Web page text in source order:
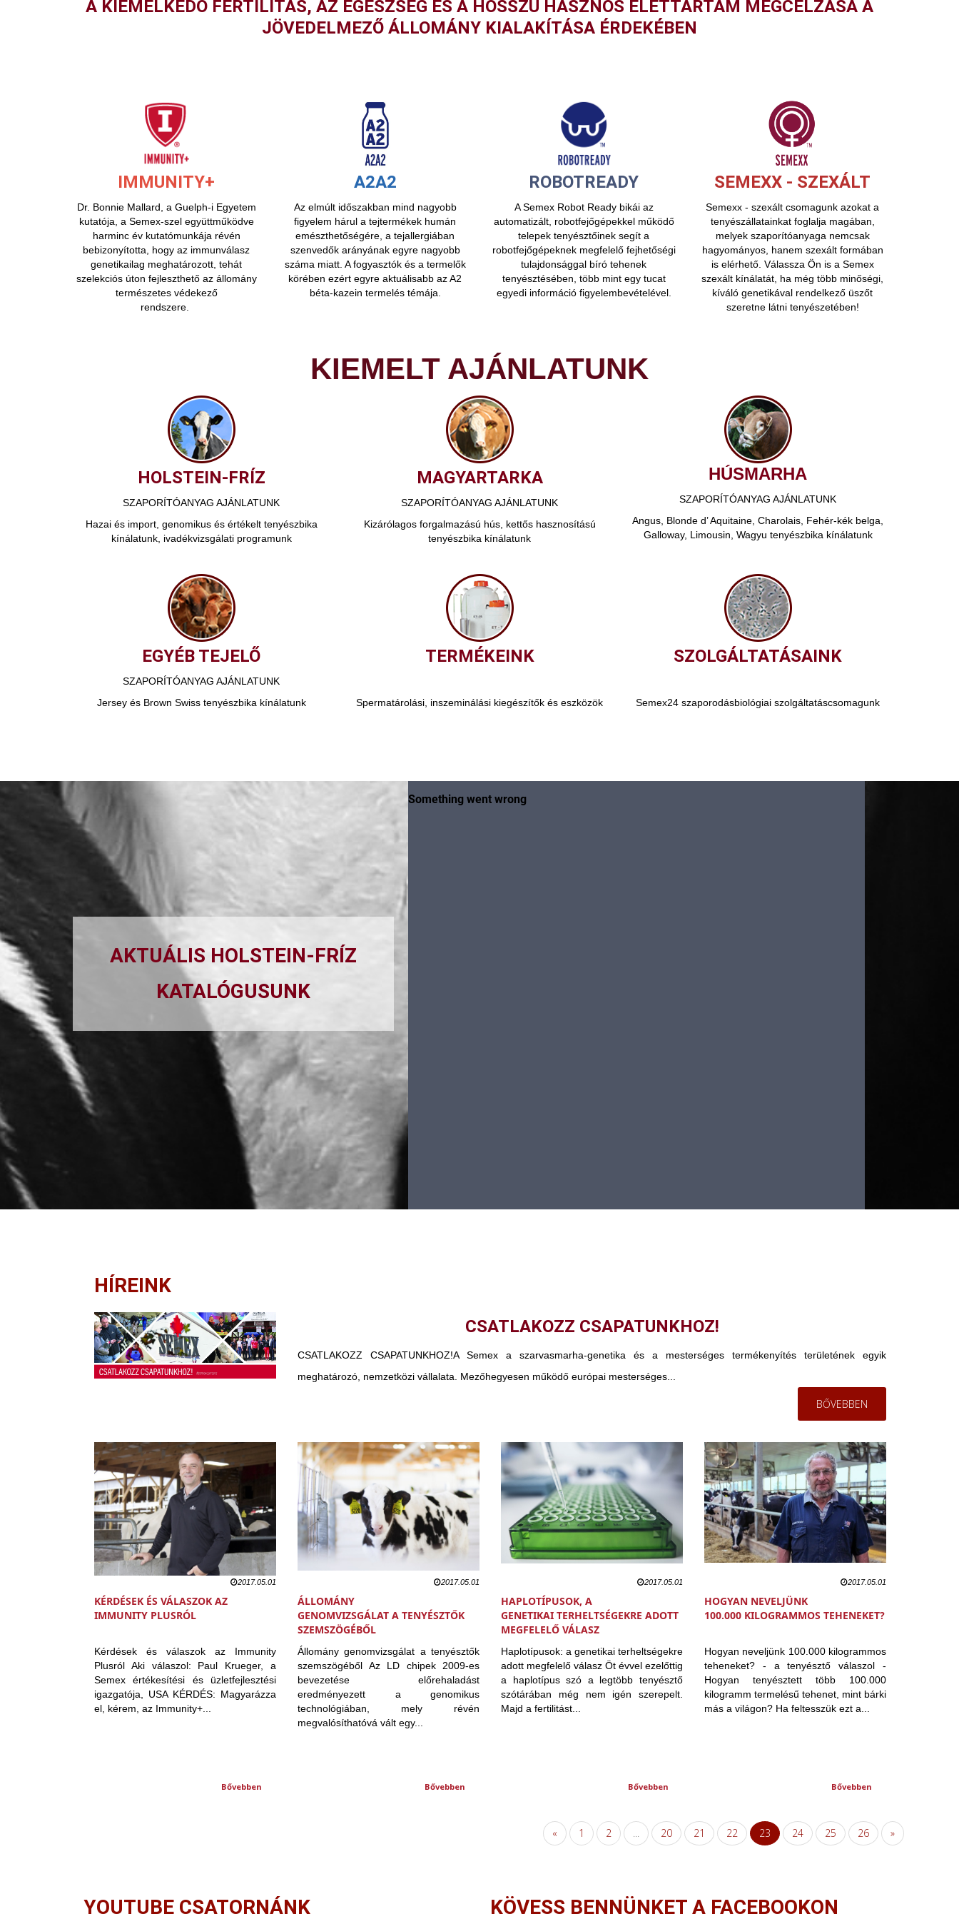
A KIEMELKEDŐ FERTILITÁS, AZ EGÉSZSÉG ÉS A HOSSZÚ HASZNOS ÉLETTARTAM MEGCÉLZÁSA A
JÖVEDELMEZŐ ÁLLOMÁNY KIALAKÍTÁSA ÉRDEKÉBEN
IMMUNITY+
Dr. Bonnie Mallard, a Guelph-i Egyetem
kutatója, a Semex-szel együttműködve
harminc év kutatómunkája révén
bebizonyította, hogy az immunválasz
genetikailag meghatározott, tehát
szelekciós úton fejleszthető az állomány
természetes védekező
rendszere.
A2A2
Az elmúlt időszakban mind nagyobb
figyelem hárul a tejtermékek humán
emészthetőségére, a tejallergiában
szenvedők arányának egyre nagyobb
száma miatt. A fogyasztók és a termelők
körében ezért egyre aktuálisabb az A2
béta-kazein termelés témája.
ROBOTREADY
A Semex Robot Ready bikái az
automatizált, robotfejőgépekkel működő
telepek tenyésztőinek segít a
robotfejőgépeknek megfelelő fejhetőségi
tulajdonsággal bíró tehenek
tenyésztésében, több mint egy tucat
egyedi információ figyelembevételével.
SEMEXX - SZEXÁLT
Semexx - szexált csomagunk azokat a
tenyészállatainkat foglalja magában,
melyek szaporítóanyaga nemcsak
hagyományos, hanem szexált formában
is elérhető. Válassza Ön is a Semex
szexált kínálatát, ha még több minőségi,
kíváló genetikával rendelkező üszőt
szeretne látni tenyészetében!
KIEMELT AJÁNLATUNK
HOLSTEIN-FRÍZ
SZAPORÍTÓANYAG AJÁNLATUNK
Hazai és import, genomikus és értékelt tenyészbika
kínálatunk, ivadékvizsgálati programunk
MAGYARTARKA
SZAPORÍTÓANYAG AJÁNLATUNK
Kizárólagos forgalmazású hús, kettős hasznosítású
tenyészbika kínálatunk
HÚSMARHA
SZAPORÍTÓANYAG AJÁNLATUNK
Angus, Blonde d’ Aquitaine, Charolais, Fehér-kék belga,
Galloway, Limousin, Wagyu tenyészbika kínálatunk
EGYÉB TEJELŐ
SZAPORÍTÓANYAG AJÁNLATUNK
Jersey és Brown Swiss tenyészbika kínálatunk
TERMÉKEINK
Spermatárolási, inszeminálási kiegészítők és eszközök
SZOLGÁLTATÁSAINK
Semex24 szaporodásbiológiai szolgáltatáscsomagunk
AKTUÁLIS HOLSTEIN-FRÍZ
KATALÓGUSUNK
HÍREINK
CSATLAKOZZ CSAPATUNKHOZ!
CSATLAKOZZ CSAPATUNKHOZ!A Semex a szarvasmarha-genetika és a mesterséges termékenyítés területének egyik
meghatározó, nemzetközi vállalata. Mezőhegyesen működő európai mesterséges...
BŐVEBBEN
2017.05.01
KÉRDÉSEK ÉS VÁLASZOK AZ
IMMUNITY PLUSRÓL
Kérdések és válaszok az Immunity
Plusról Aki válaszol: Paul Krueger, a
Semex értékesítési és üzletfejlesztési
igazgatója, USA KÉRDÉS: Magyarázza
el, kérem, az Immunity+...
Bővebben
2017.05.01
ÁLLOMÁNY
GENOMVIZSGÁLAT A TENYÉSZTŐK
SZEMSZÖGÉBŐL
Állomány genomvizsgálat a tenyésztők
szemszögéből Az LD chipek 2009-es
bevezetése előrehaladást
eredményezett a genomikus
technológiában, mely révén
megvalósíthatóvá vált egy...
Bővebben
2017.05.01
HAPLOTÍPUSOK, A
GENETIKAI TERHELTSÉGEKRE ADOTT
MEGFELELŐ VÁLASZ
Haplotípusok: a genetikai terheltségekre
adott megfelelő válasz Öt évvel ezelőttig
a haplotípus szó a legtöbb tenyésztő
szótárában még nem igén szerepelt.
Majd a fertilitást...
Bővebben
2017.05.01
HOGYAN NEVELJÜNK
100.000 KILOGRAMMOS TEHENEKET?
Hogyan neveljünk 100.000 kilogrammos
teheneket? - a tenyésztő válaszol -
Hogyan tenyésztett több 100.000
kilogramm termelésű tehenet, mint bárki
más a világon? Ha feltesszük ezt a...
Bővebben
« 1 2 ... 20 21 22 23 24 25 26 »
YOUTUBE CSATORNÁNK KÖVESS BENNÜNKET A FACEBOOKON